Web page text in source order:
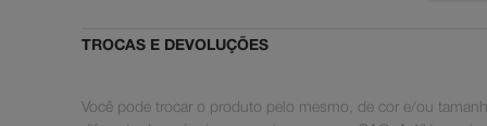
TROCAS E DEVOLUÇÕES
Você pode trocar o produto pelo mesmo, de cor e/ou